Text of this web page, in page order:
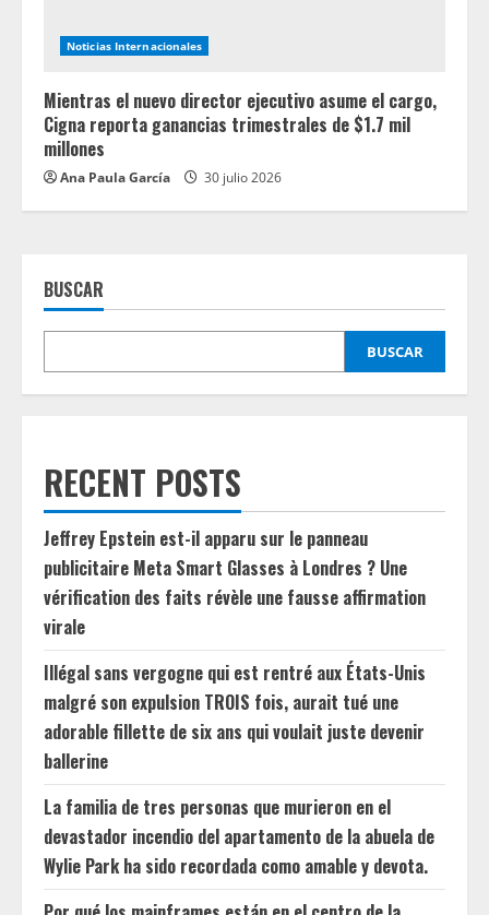
Noticias Internacionales
Mientras el nuevo director ejecutivo asume el cargo,
Cigna reporta ganancias trimestrales de $1.7 mil
millones
Ana Paula García 30 julio 2026
BUSCAR
BUSCAR
RECENT POSTS
Jeffrey Epstein est-il apparu sur le panneau
publicitaire Meta Smart Glasses à Londres ? Une
vérification des faits révèle une fausse affirmation
virale
Illégal sans vergogne qui est rentré aux États-Unis
malgré son expulsion TROIS fois, aurait tué une
adorable fillette de six ans qui voulait juste devenir
ballerine
La familia de tres personas que murieron en el
devastador incendio del apartamento de la abuela de
Wylie Park ha sido recordada como amable y devota.